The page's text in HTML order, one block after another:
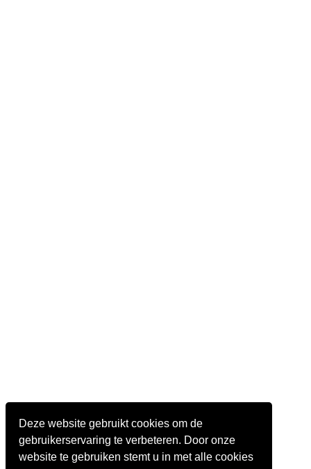
Deze website gebruikt cookies om de
gebruikerservaring te verbeteren. Door onze
website te gebruiken stemt u in met alle cookies